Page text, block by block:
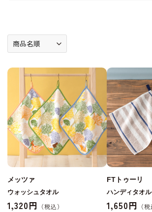
メッツァ
ウォッシュタオル
1,320円
FTトゥーリ
ハンディタオル
1,650円